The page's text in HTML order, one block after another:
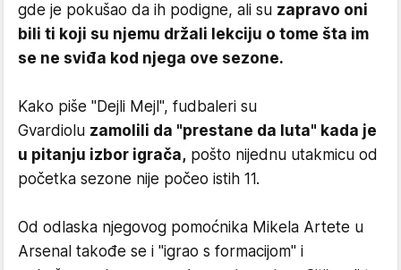
gde je pokušao da ih podigne, ali su zapravo oni
bili ti koji su njemu držali lekciju o tome šta im
se ne sviđa kod njega ove sezone.
Kako piše "Dejli Mejl", fudbaleri su
Gvardiolu zamolili da "prestane da luta" kada je
u pitanju izbor igrača, pošto nijednu utakmicu od
početka sezone nije počeo istih 11.
Od odlaska njegovog pomoćnika Mikela Artete u
Arsenal takođe se i "igrao s formacijom" i